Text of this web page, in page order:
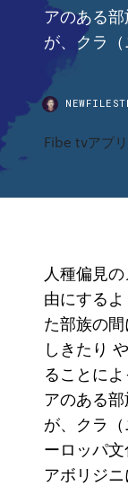
アのある
が、クラ
Fibe tvアプ
人種偏見
由にする
た部族の間
しきたり
ることに
アのある
が、クラ
ーロッパ
アボリジ